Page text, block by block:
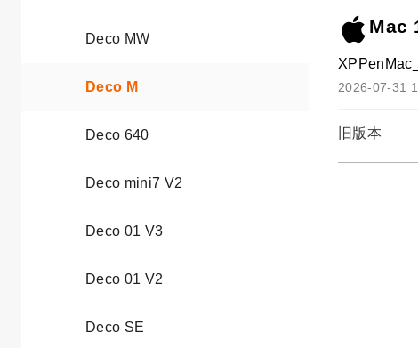
Deco MW
Deco M
Deco 640
Deco mini7 V2
Deco 01 V3
Deco 01 V2
Deco SE
Mac
2026-07-31
旧版本